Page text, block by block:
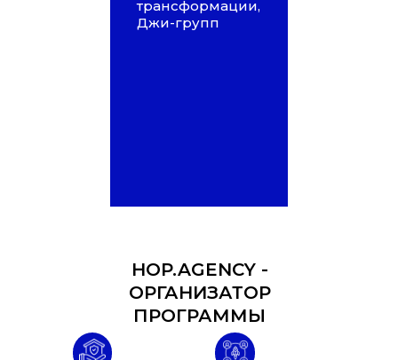
трансформации,
Джи-групп
HOP.AGENCY -
ОРГАНИЗАТОР
ПРОГРАММЫ